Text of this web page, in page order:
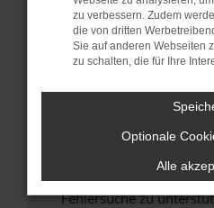
Veraltete Software
Sicherheitsrisiko,
führen, dass
unterstützt werden.
Wende dich an den
Wenn du alle oben
hast, kontaktiere uns
versuchen, das
uns diesen Text
Fehlersuche zu
zu verbessern. Zudem
die von dritten
Sie auf anderen Webseiten
zu schalten, die für Ihre
Optionale
Alle